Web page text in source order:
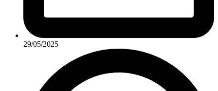
29/05/2025